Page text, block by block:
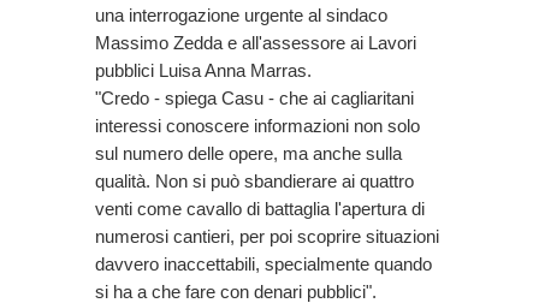
una interrogazione urgente al sindaco
Massimo Zedda e all'assessore ai Lavori
pubblici Luisa Anna Marras.
"Credo - spiega Casu - che ai cagliaritani
interessi conoscere informazioni non solo
sul numero delle opere, ma anche sulla
qualità. Non si può sbandierare ai quattro
venti come cavallo di battaglia l'apertura di
numerosi cantieri, per poi scoprire situazioni
davvero inaccettabili, specialmente quando
si ha a che fare con denari pubblici".